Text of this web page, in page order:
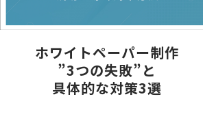
ホワイトペーパー制作
”3つの失敗”と
具体的な対策3選